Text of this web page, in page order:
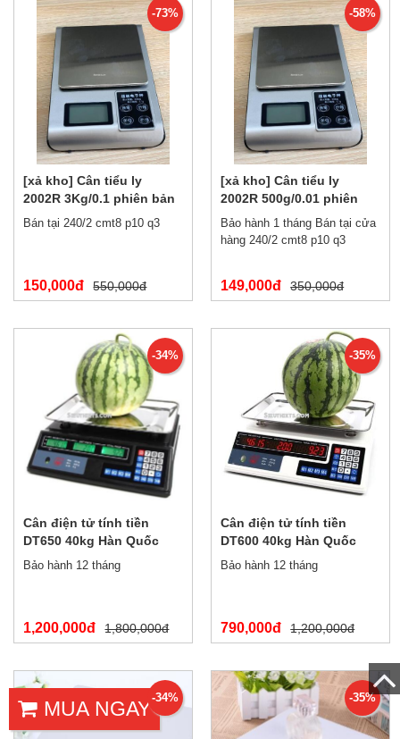
MUA NGAY
-73%
[xả kho] Cân tiểu ly
2002R 3Kg/0.1 phiên bản
tiếng trung
Bán tại 240/2 cmt8 p10 q3
150,000đ 550,000đ
-58%
[xả kho] Cân tiểu ly
2002R 500g/0.01 phiên
bản tiếng trung
Bảo hành 1 tháng Bán tại cửa
hàng 240/2 cmt8 p10 q3
149,000đ 350,000đ
-34%
Cân điện tử tính tiền
DT650 40kg Hàn Quốc
Bảo hành 12 tháng
1,200,000đ 1,800,000đ
-35%
Cân điện tử tính tiền
DT600 40kg Hàn Quốc
Bảo hành 12 tháng
790,000đ 1,200,000đ
-34% -35%